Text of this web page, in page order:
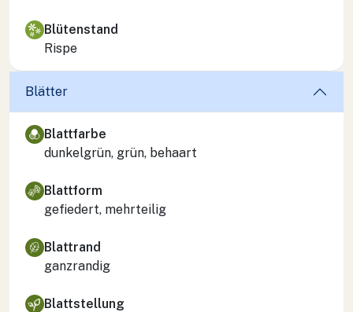
Blütenstand
Rispe
Blätter
Blattfarbe
dunkelgrün, grün, behaart
Blattform
gefiedert, mehrteilig
Blattrand
ganzrandig
Blattstellung